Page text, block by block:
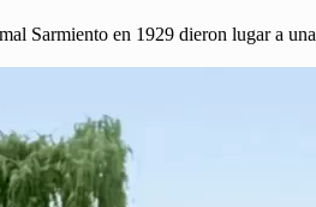
Sarmiento en 1929 dieron lugar a una